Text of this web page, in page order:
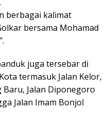
berbagai kalimat
bersama Mohamad
juga tersebar di
termasuk Jalan Kelor,
Jalan Diponegoro
Jalan Imam Bonjol